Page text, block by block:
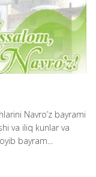
Navro’z bayrami
va iliq kunlar va
bayram...